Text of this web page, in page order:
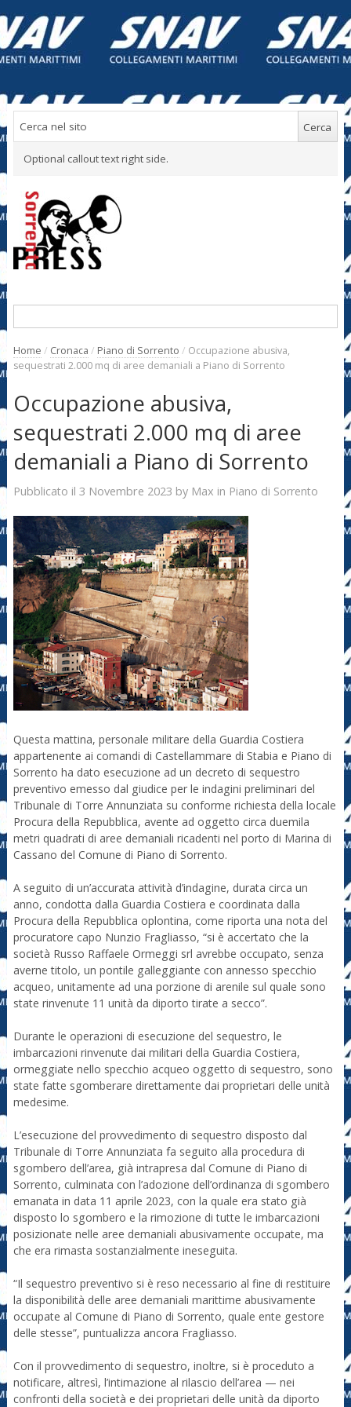
Optional callout text right side.
Home / Cronaca / Piano di Sorrento / Occupazione abusiva,
sequestrati 2.000 mq di aree demaniali a Piano di Sorrento
Occupazione abusiva,
sequestrati 2.000 mq di aree
demaniali a Piano di Sorrento
Pubblicato il 3 Novembre 2023 by Max in Piano di Sorrento
Questa mattina, personale militare della Guardia Costiera
appartenente ai comandi di Castellammare di Stabia e Piano di
Sorrento ha dato esecuzione ad un decreto di sequestro
preventivo emesso dal giudice per le indagini preliminari del
Tribunale di Torre Annunziata su conforme richiesta della locale
Procura della Repubblica, avente ad oggetto circa duemila
metri quadrati di aree demaniali ricadenti nel porto di Marina di
Cassano del Comune di Piano di Sorrento.
A seguito di un’accurata attività d’indagine, durata circa un
anno, condotta dalla Guardia Costiera e coordinata dalla
Procura della Repubblica oplontina, come riporta una nota del
procuratore capo Nunzio Fragliasso, “si è accertato che la
società Russo Raffaele Ormeggi srl avrebbe occupato, senza
averne titolo, un pontile galleggiante con annesso specchio
acqueo, unitamente ad una porzione di arenile sul quale sono
state rinvenute 11 unità da diporto tirate a secco”.
Durante le operazioni di esecuzione del sequestro, le
imbarcazioni rinvenute dai militari della Guardia Costiera,
ormeggiate nello specchio acqueo oggetto di sequestro, sono
state fatte sgomberare direttamente dai proprietari delle unità
medesime.
L’esecuzione del provvedimento di sequestro disposto dal
Tribunale di Torre Annunziata fa seguito alla procedura di
sgombero dell’area, già intrapresa dal Comune di Piano di
Sorrento, culminata con l’adozione dell’ordinanza di sgombero
emanata in data 11 aprile 2023, con la quale era stato già
disposto lo sgombero e la rimozione di tutte le imbarcazioni
posizionate nelle aree demaniali abusivamente occupate, ma
che era rimasta sostanzialmente ineseguita.
“Il sequestro preventivo si è reso necessario al fine di restituire
la disponibilità delle aree demaniali marittime abusivamente
occupate al Comune di Piano di Sorrento, quale ente gestore
delle stesse”, puntualizza ancora Fragliasso.
Con il provvedimento di sequestro, inoltre, si è proceduto a
notificare, altresì, l’intimazione al rilascio dell’area — nei
confronti della società e dei proprietari delle unità da diporto